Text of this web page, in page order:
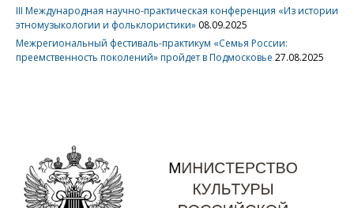
III Международная научно-практическая конференция «Из истории
этномузыкологии и фольклористики» 08.09.2025
Межрегиональный фестиваль-практикум «Семья России:
преемственность поколений» пройдет в Подмосковье 27.08.2025